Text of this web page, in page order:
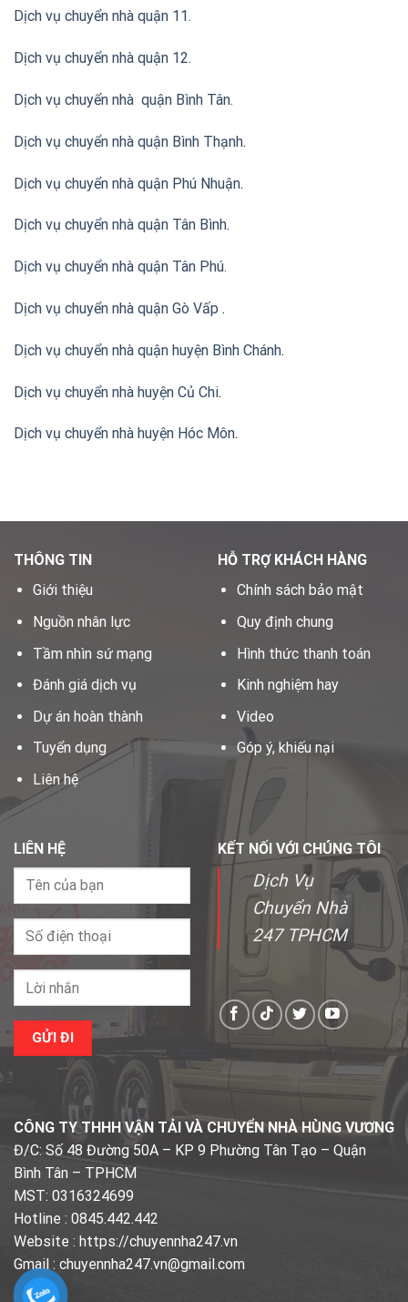
Dịch vụ chuyển nhà quận 11.
Dịch vụ chuyển nhà quận 12.
Dịch vụ chuyển nhà quận Bình Tân.
Dịch vụ chuyển nhà quận Bình Thạnh.
Dịch vụ chuyển nhà quận Phú Nhuận.
Dịch vụ chuyển nhà quận Tân Bình.
Dịch vụ chuyển nhà quận Tân Phú.
Dịch vụ chuyển nhà quận Gò Vấp .
Dịch vụ chuyển nhà quận huyện Bình Chánh.
Dịch vụ chuyển nhà huyện Củ Chi.
Dịch vụ chuyển nhà huyện Hóc Môn.
THÔNG TIN
Giới thiệu
Nguồn nhân lực
Tầm nhìn sứ mạng
Đánh giá dịch vụ
Dự án hoàn thành
Tuyển dụng
Liên hệ
HỖ TRỢ KHÁCH HÀNG
Chính sách bảo mật
Quy định chung
Hình thức thanh toán
Kinh nghiệm hay
Video
Góp ý, khiếu nại
LIÊN HỆ KẾT NỐI VỚI CHÚNG TÔI
Dịch Vụ
Chuyển Nhà
247 TPHCM
CÔNG TY THHH VẬN TẢI VÀ CHUYỂN NHÀ HÙNG VƯƠNG
Đ/C: Số 48 Đường 50A – KP 9 Phường Tân Tạo – Quận
Bình Tân – TPHCM
MST: 0316324699
Hotline : 0845.442.442
Website : https://chuyennha247.vn
Gmail : chuyennha247.vn@gmail.com